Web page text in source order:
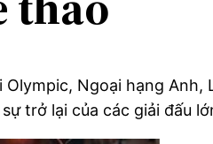
Ngoại hạng Anh,
trở lại của các giải đấu